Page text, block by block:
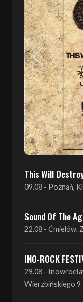
Poprzedni
This Will
09.08 - Poznań,
Sound Of The
22.08 - Ćmielów,
INO-ROCK
29.08 -
ProgRockFest
05.09 -